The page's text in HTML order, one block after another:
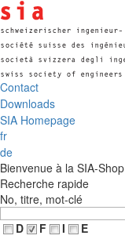
Contact
Downloads
SIA Homepage
fr
de
Bienvenue à la SIA-Shop
Recherche rapide
No, titre, mot-clé
D
F I
E